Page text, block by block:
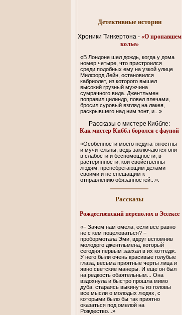
Детективные истории
Хроники Тинкертона- «O пропавшем
колье»
«В Лондоне шел дождь, когда у дома
номер четыре, что пристроился
среди подобных ему на узкой улице
Милфорд Лейн, остановился
кабриолет, из которого вышел
высокий грузный мужчина
сумрачного вида. Джентльмен
поправил цилиндр, повел плечами,
бросил суровый взгляд на лакея,
раскрывшего над ним зонт, и...»
Рассказы о мистере Киббле:
Как мистер Киббл боролся с фауной
«Особенности моего недуга тягостны
и мучительны, ведь заключаются они
в слабости и беспомощности, в
растерянности, кои свойственны
людям, пренебрегающим делами
своими и не спешащим к
отправлению обязанностей...».
Рассказы
Рождественский переполох в Эссексе
«− Зачем нам омела, если все равно
не с кем поцеловаться? −
пробормотала Эми, вдруг вспомнив
молодого джентльмена, который
сегодня первым заехал в их коттедж.
У него были очень красивые голубые
глаза, весьма приятные черты лица и
явно светские манеры. И еще он был
на редкость обаятельным... Она
вздохнула и быстро прошла мимо
дуба, стараясь выкинуть из головы
все мысли о молодых людях, с
которыми было бы так приятно
оказаться под омелой на
Рождество...»